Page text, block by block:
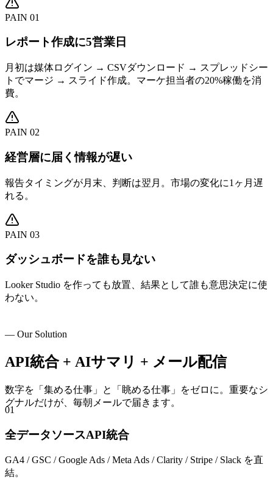
PAIN 01
レポート作成に5営業日
月初は媒体ログイン → CSVダウンロード → スプレッドシー
トでマージ → スライド作成。マーケ担当者の20%稼働を消
費。
PAIN 02
経営層に届く情報が遅い
報告タイミングが月末、判断は翌月。市場の変化に1ヶ月遅
れる。
PAIN 03
ダッシュボードを誰も見ない
Looker Studio を作っても放置、結果として誰も意思決定に使
わない。
— Our Solution
API統合 + AIサマリ + メール配信
数字を「集める仕事」と「眺める仕事」をゼロに。重要なシ
グナルだけが、毎朝メールで届きます。
01
全データソースAPI統合
GA4 / GSC / Google Ads / Meta Ads / Clarity / Stripe / Slack を直
結。